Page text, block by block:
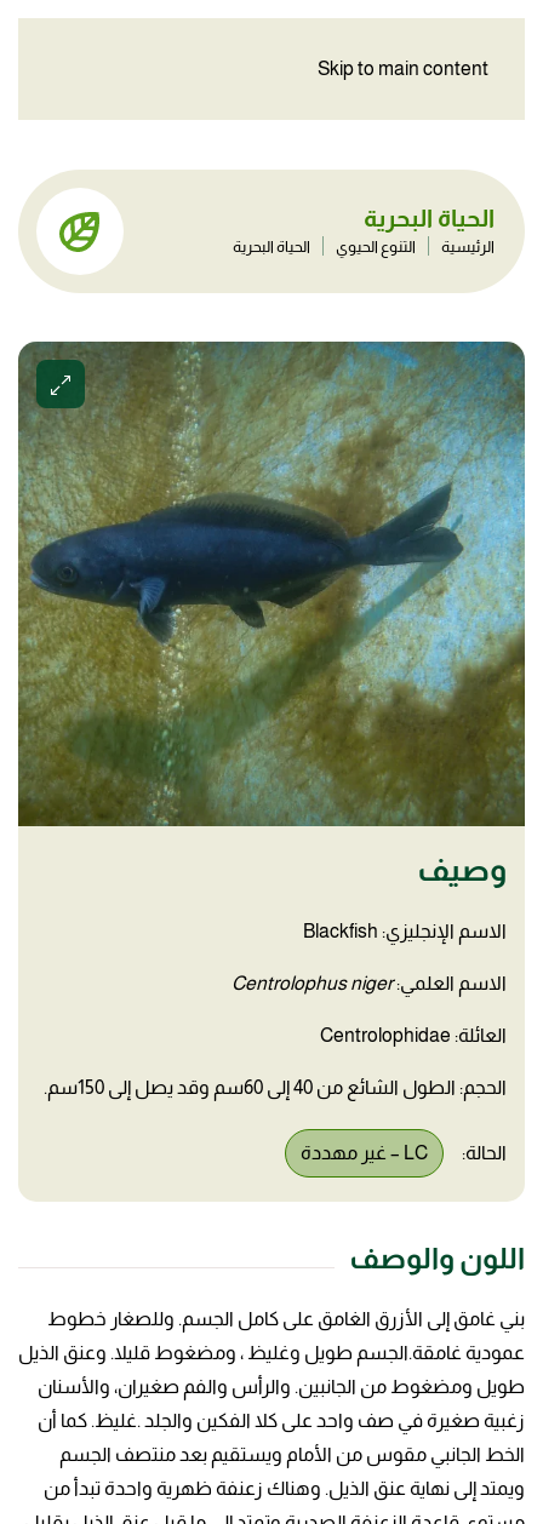
Skip to main content
الحياة البحرية
الرئيسية التنوع الحيوي الحياة البحرية
وصيف
الاسم الإنجليزي: Blackfish
الاسم العلمي:Centrolophus niger
العائلة: Centrolophidae
الحجم: الطول الشائع من 40 إلى 60سم وقد يصل إلى 150سم.
الحالة: LC – غير مهددة
اللون والوصف
بني غامق إلى الأزرق الغامق على كامل الجسم. وللصغار خطوط
عمودية غامقة.الجسم طويل وغليظ ، ومضغوط قليلا. وعنق الذيل
طويل ومضغوط من الجانبين. والرأس والفم صغيران، والأسنان
زغبية صغيرة في صف واحد على كلا الفكين والجلد .غليظ. كما أن
الخط الجانبي مقوس من الأمام ويستقيم بعد منتصف الجسم
ويمتد إلى نهاية عنق الذيل. وهناك زعنفة ظهرية واحدة تبدأ من